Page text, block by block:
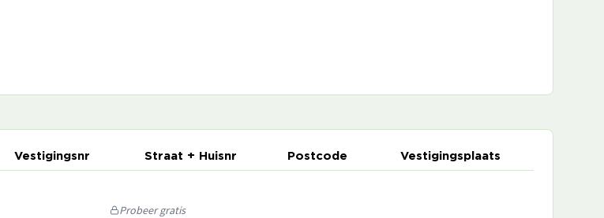
Vestigingsnr Straat + Huisnr Postcode Vestigingsplaats
Probeer gratis